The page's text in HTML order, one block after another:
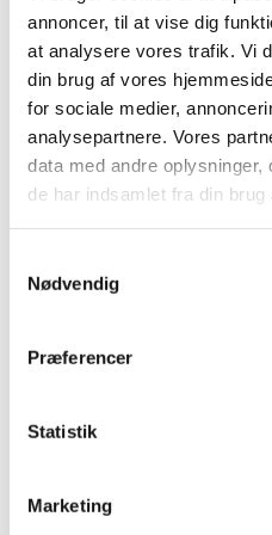
annoncer, til at vise dig
at analysere vores trafik. Vi
din brug af vores
for sociale medier,
analysepartnere. Vores
data med andre
de har indsamlet fra din brug
Nødvendig
Præferencer
Statistik
Marketing
Desuden ligger det lige til
at synge: Naturen holder
budt på et glas vin eller en
smittefaren kommer til at
og med stor sandsynlighed
Du vil måske